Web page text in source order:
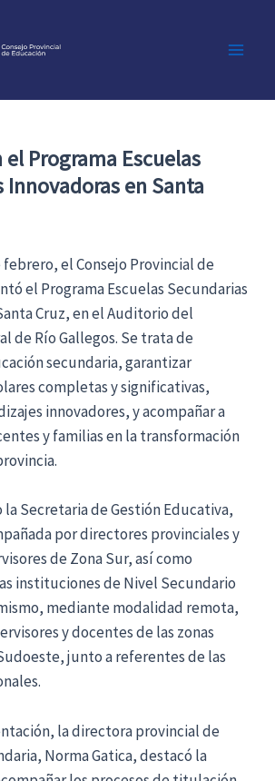
Programa Escuelas
Innovadoras en Santa
febrero, el Consejo Provincial de
el Programa Escuelas Secundarias
Cruz, en el Auditorio del
de Río Gallegos. Se trata de
secundaria, garantizar
completas y significativas,
innovadores, y acompañar a
y familias en la transformación
la Secretaria de Gestión Educativa,
por directores provinciales y
de Zona Sur, así como
instituciones de Nivel Secundario
mediante modalidad remota,
y docentes de las zonas
junto a referentes de las
la directora provincial de
Norma Gatica, destacó la